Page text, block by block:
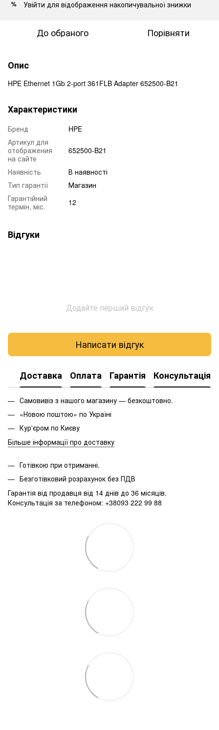
% Увійти для відображення накопичувальної знижки
До обраного Порівняти
Опис
HPE Ethernet 1Gb 2-port 361FLB Adapter 652500-B21
Характеристики
Бренд
HPE
Артикул для
отображения
на сайте
652500-B21
Наявність
В наявності
Тип гарантії
Магазин
Гарантійний
термін, міс.
12
Відгуки
Додайте перший відгук
Написати відгук
Доставка Оплата Гарантія Консультація
Самовивіз з нашого магазину — безкоштовно.
«Новою поштою» по Україні
Кур'єром по Києву
Більше інформації про доставку
Готівкою при отриманні.
Безготівковий розрахунок без ПДВ
Гарантія від продавця від 14 днів до 36 місяців.
Консультація за телефоном: +38093 222 99 88